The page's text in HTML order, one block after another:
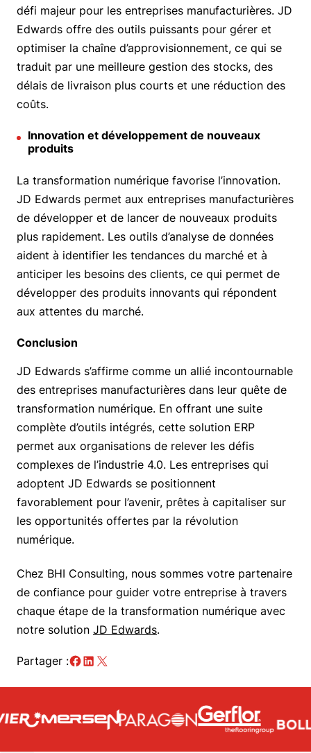
défi majeur pour les entreprises manufacturières. JD
Edwards offre des outils puissants pour gérer et
optimiser la chaîne d’approvisionnement, ce qui se
traduit par une meilleure gestion des stocks, des
délais de livraison plus courts et une réduction des
coûts.
Innovation et développement de nouveaux
produits
La transformation numérique favorise l’innovation.
JD Edwards permet aux entreprises manufacturières
de développer et de lancer de nouveaux produits
plus rapidement. Les outils d’analyse de données
aident à identifier les tendances du marché et à
anticiper les besoins des clients, ce qui permet de
développer des produits innovants qui répondent
aux attentes du marché.
Conclusion
JD Edwards s’affirme comme un allié incontournable
des entreprises manufacturières dans leur quête de
transformation numérique. En offrant une suite
complète d’outils intégrés, cette solution ERP
permet aux organisations de relever les défis
complexes de l’industrie 4.0. Les entreprises qui
adoptent JD Edwards se positionnent
favorablement pour l’avenir, prêtes à capitaliser sur
les opportunités offertes par la révolution
numérique.
Chez BHI Consulting, nous sommes votre partenaire
de confiance pour guider votre entreprise à travers
chaque étape de la transformation numérique avec
notre solution JD Edwards.
Partager :